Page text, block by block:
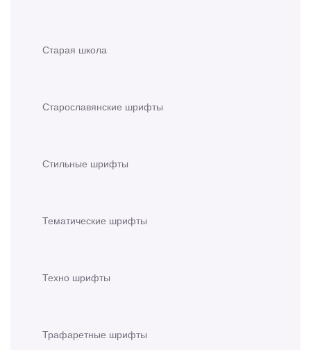
Старая школа
Старославянские шрифты
Стильные шрифты
Тематические шрифты
Техно шрифты
Трафаретные шрифты